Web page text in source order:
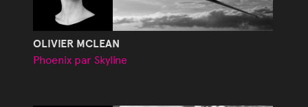
OLIVIER MCLEAN
Phoenix par Skyline